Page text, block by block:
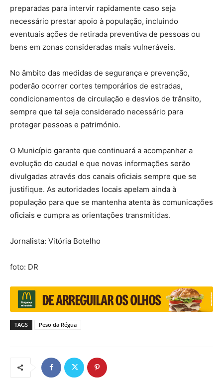
preparadas para intervir rapidamente caso seja
necessário prestar apoio à população, incluindo
eventuais ações de retirada preventiva de pessoas ou
bens em zonas consideradas mais vulneráveis.
No âmbito das medidas de segurança e prevenção,
poderão ocorrer cortes temporários de estradas,
condicionamentos de circulação e desvios de trânsito,
sempre que tal seja considerado necessário para
proteger pessoas e património.
O Município garante que continuará a acompanhar a
evolução do caudal e que novas informações serão
divulgadas através dos canais oficiais sempre que se
justifique. As autoridades locais apelam ainda à
população para que se mantenha atenta às comunicações
oficiais e cumpra as orientações transmitidas.
Jornalista: Vitória Botelho
foto: DR
TAGS Peso da Régua